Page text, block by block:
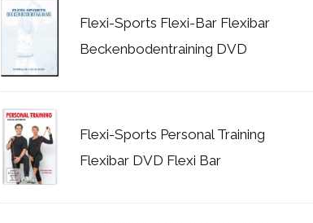
Flexi-Sports Flexi-Bar Flexibar
Beckenbodentraining DVD
Flexi-Sports Personal Training
Flexibar DVD Flexi Bar